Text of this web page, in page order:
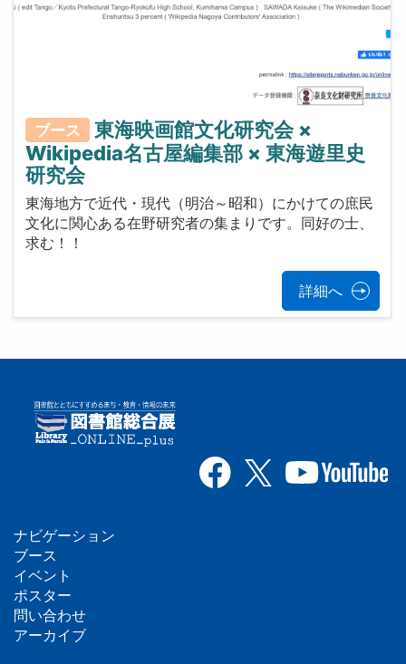
ブース
東海映画館文化研究会 ×
Wikipedia名古屋編集部 × 東海遊里史
研究会
東海地方で近代・現代（明治～昭和）にかけての庶民
文化に関心ある在野研究者の集まりです。同好の士、
求む！！
詳細へ
フ
ッ
タ
ナビゲーション
ブース
イベント
ポスター
問い合わせ
アーカイブ